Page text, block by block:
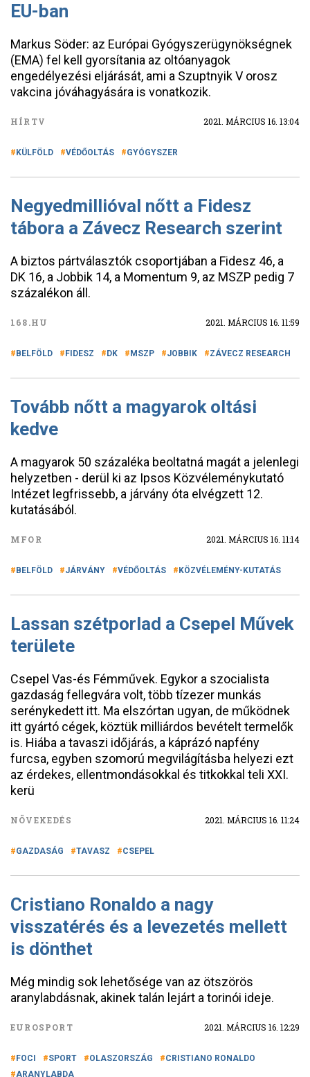
EU-ban
Markus Söder: az Európai Gyógyszerügynökségnek
(EMA) fel kell gyorsítania az oltóanyagok
engedélyezési eljárását, ami a Szuptnyik V orosz
vakcina jóváhagyására is vonatkozik.
HÍRTV 2021. MÁRCIUS 16. 13:04
KÜLFÖLD VÉDŐOLTÁS GYÓGYSZER
Negyedmillióval nőtt a Fidesz
tábora a Závecz Research szerint
A biztos pártválasztók csoportjában a Fidesz 46, a
DK 16, a Jobbik 14, a Momentum 9, az MSZP pedig 7
százalékon áll.
168.HU 2021. MÁRCIUS 16. 11:59
BELFÖLD FIDESZ DK MSZP JOBBIK ZÁVECZ RESEARCH
Tovább nőtt a magyarok oltási
kedve
A magyarok 50 százaléka beoltatná magát a jelenlegi
helyzetben - derül ki az Ipsos Közvéleménykutató
Intézet legfrissebb, a járvány óta elvégzett 12.
kutatásából.
MFOR 2021. MÁRCIUS 16. 11:14
BELFÖLD JÁRVÁNY VÉDŐOLTÁS KÖZVÉLEMÉNY-KUTATÁS
Lassan szétporlad a Csepel Művek
területe
Csepel Vas-és Fémművek. Egykor a szocialista
gazdaság fellegvára volt, több tízezer munkás
serénykedett itt. Ma elszórtan ugyan, de működnek
itt gyártó cégek, köztük milliárdos bevételt termelők
is. Hiába a tavaszi időjárás, a káprázó napfény
furcsa, egyben szomorú megvilágításba helyezi ezt
az érdekes, ellentmondásokkal és titkokkal teli XXI.
kerü
NÖVEKEDÉS 2021. MÁRCIUS 16. 11:24
GAZDASÁG TAVASZ CSEPEL
Cristiano Ronaldo a nagy
visszatérés és a levezetés mellett
is dönthet
Még mindig sok lehetősége van az ötszörös
aranylabdásnak, akinek talán lejárt a torinói ideje.
EUROSPORT 2021. MÁRCIUS 16. 12:29
FOCI SPORT OLASZORSZÁG
CRISTIANO RONALDO
ARANYLABDA